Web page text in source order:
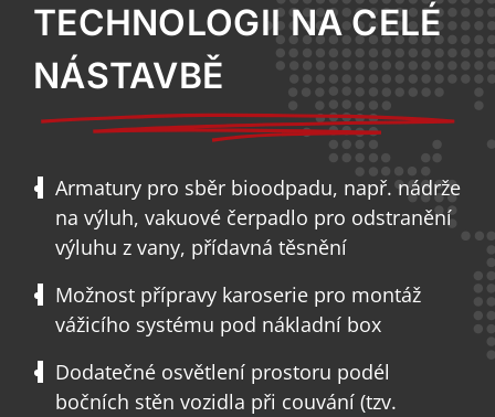
TECHNOLOGII NA CELÉ
NÁSTAVBĚ
Armatury pro sběr bioodpadu, např. nádrže
na výluh, vakuové čerpadlo pro odstranění
výluhu z vany, přídavná těsnění
Možnost přípravy karoserie pro montáž
vážicího systému pod nákladní box
Dodatečné osvětlení prostoru podél
bočních stěn vozidla při couvání (tzv.